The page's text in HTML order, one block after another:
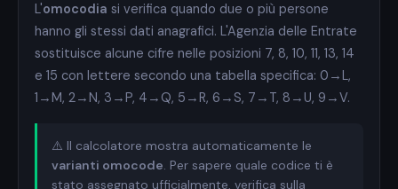
L'omocodia si verifica quando due o più persone
hanno gli stessi dati anagrafici. L'Agenzia delle Entrate
sostituisce alcune cifre nelle posizioni 7, 8, 10, 11, 13, 14
e 15 con lettere secondo una tabella specifica: 0→L,
1→M, 2→N, 3→P, 4→Q, 5→R, 6→S, 7→T, 8→U, 9→V.
⚠️ Il calcolatore mostra automaticamente le
varianti omocode. Per sapere quale codice ti è
stato assegnato ufficialmente, verifica sulla